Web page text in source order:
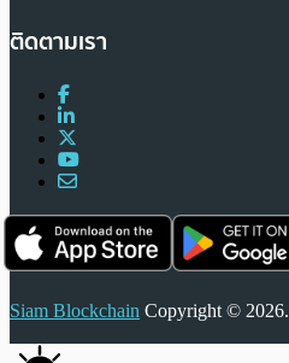
ติดตามเรา
Siam Blockchain Copyright © 2026.